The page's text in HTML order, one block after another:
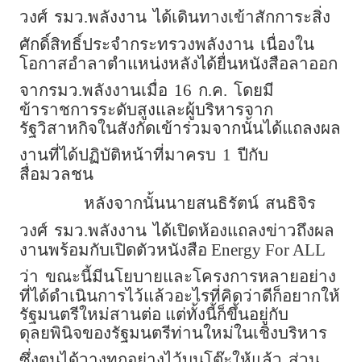
วงศ์ รมว.พลังงาน ได้เดินทางเข้าสักการะสิ่ง
ศักดิ์สิทธิ์ประจำกระทรวงพลังงาน เนื่องใน
โอกาสอำลาตำแหน่งหลังได้ยื่นหนังสือลาออก
จากรมว.พลังงานเมื่อ 16 ก.ค. โดยมี
ข้าราชการระดับสูงและผู้บริหารจาก
รัฐวิสาหกิจในสังกัดเข้าร่วมจากนั้นได้แถลงผล
งานที่ได้ปฏิบัติหน้าที่มาครบ 1 ปีกับ
สื่อมวลชน
หลังจากนั้นนายสนธิรัตน์ สนธิจิร
วงศ์ รมว.พลังงาน ได้เปิดห้องแถลงข่าวถึงผล
งานพร้อมกับเปิดตัวหนังสือ Energy For ALL
ว่า ขณะนี้มีนโยบายและโครงการหลายอย่าง
ที่ได้ดำเนินการไว้แล้วอะไรที่คิดว่าดีก็อยากให้
รัฐมนตรีใหม่สานต่อ แต่ทั้งนี้ก็ขึ้นอยู่กับ
ดุลยพินิจของรัฐมนตรีท่านใหม่ในเชิงบริหาร